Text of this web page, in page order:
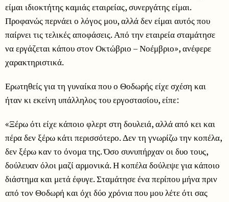
είμαι ιδιοκτήτης καμιάς εταιρείας, συνεργάτης είμαι.
Προφανώς περνάει ο λόγος μου, αλλά δεν είμαι αυτός που
παίρνει τις τελικές αποφάσεις. Από την εταιρεία σταμάτησε
να εργάζεται κάπου στον Οκτώβριο – Νοέμβριο», ανέφερε
χαρακτηριστικά.
Ερωτηθείς για τη γυναίκα που ο Θοδωρής είχε σχέση και
ήταν κι εκείνη υπάλληλος του εργοστασίου, είπε:
«Ξέρω ότι είχε κάποιο φλερτ στη δουλειά, αλλά από κει και
πέρα δεν ξέρω κάτι περισσότερο. Δεν τη γνωρίζω την κοπέλα,
δεν ξέρω καν το όνομα της. Όσο συνυπήρχαν οι δυο τους,
δούλευαν όλοι μαζί αρμονικά. Η κοπέλα δούλεψε για κάποιο
διάστημα και μετά έφυγε. Σταμάτησε ένα περίπου μήνα πριν
από τον Θοδωρή και όχι δύο χρόνια που μου λέτε ότι σας